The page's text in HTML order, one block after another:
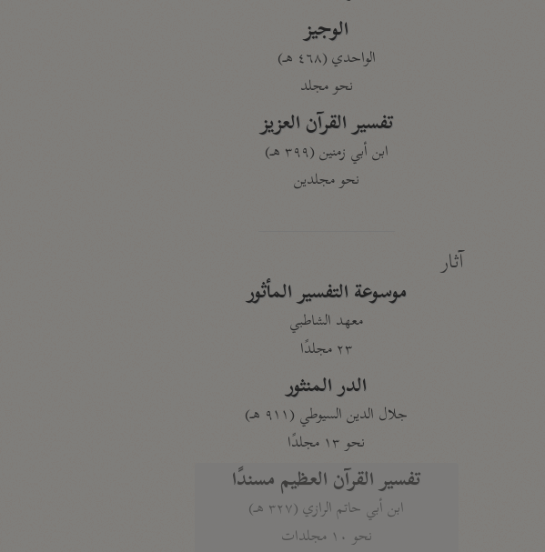
الوجيز
الواحدي (٤٦٨ هـ)
نحو مجلد
تفسير القرآن العزيز
ابن أبي زمنين (٣٩٩ هـ)
نحو مجلدين
آثار
موسوعة التفسير المأثور
معهد الشاطبي
٢٣ مجلدًا
الدر المنثور
جلال الدين السيوطي (٩١١ هـ)
نحو ١٣ مجلدًا
تفسير القرآن العظيم مسندًا
ابن أبي حاتم الرازي (٣٢٧ هـ)
نحو ١٠ مجلدات